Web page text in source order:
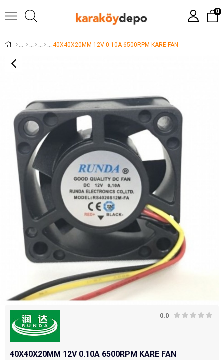
0
40X40X20MM 12V 0.10A 6500RPM KARE FAN
0.0
40X40X20MM 12V 0.10A 6500RPM KARE FAN